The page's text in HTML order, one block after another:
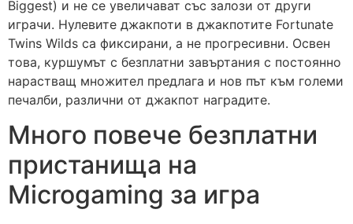
Biggest) и не се увеличават със залози от други
играчи. Нулевите джакпоти в джакпотите Fortunate
Twins Wilds са фиксирани, а не прогресивни. Освен
това, куршумът с безплатни завъртания с постоянно
нарастващ множител предлага и нов път към големи
печалби, различни от джакпот наградите.
Много повече безплатни
пристанища на
Microgaming за игра